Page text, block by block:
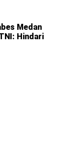
Medan
Hindari